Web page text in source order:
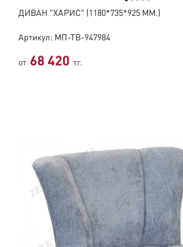
ДИВАН "ХАРИС" (1180*735*925 ММ.)
Артикул: МП-ТВ-947984
от 68 420 тг.